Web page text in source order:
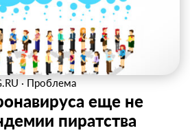
· Проблема
еще не
пиратства